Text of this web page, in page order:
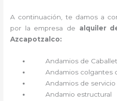
A continuación, te damos a
por la empresa de alquiler
Azcapotzalco:
Andamios de
Andamios colgantes
Andamios de servicio
Andamio estructural